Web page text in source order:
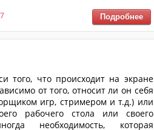
все возможные ошибки, даже
да и работает она прак...
того, что происходит на экране
от того, относит ли он себя
игр, стримером и т.д.) или
рабочего стола или своего
необходимость, которая